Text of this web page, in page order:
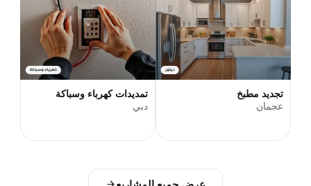
تجديد مطبخ
عجمان
تمديدات كهرباء وسباكة
دبي